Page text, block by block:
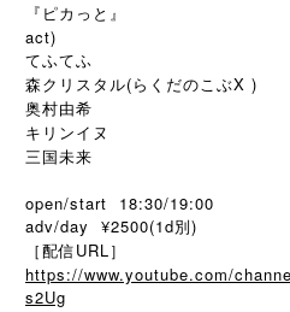
『ピカっと』
act)
てふてふ
森クリスタル(らくだのこぶX )
奥村由希
キリンイヌ
三国未来
open/start 18:30/19:00
adv/day ¥2500(1d別)
［配信URL］
https://www.youtube.com/
s2Ug